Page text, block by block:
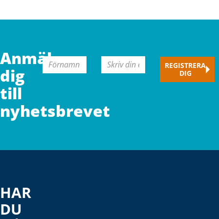
Anmäl
dig
till
nyhetsbrevet
CAPTCHA
Förnamn
E-
REGISTRERA
DIG
HAR
DU